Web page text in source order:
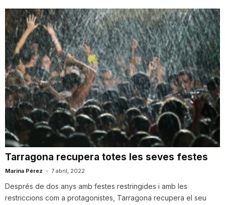
g
o
n
Tarragona recupera totes les seves festes
Marina Pérez - 7 abril, 2022
Després de dos anys amb festes restringides i amb les
restriccions com a protagonistes, Tarragona recupera el seu